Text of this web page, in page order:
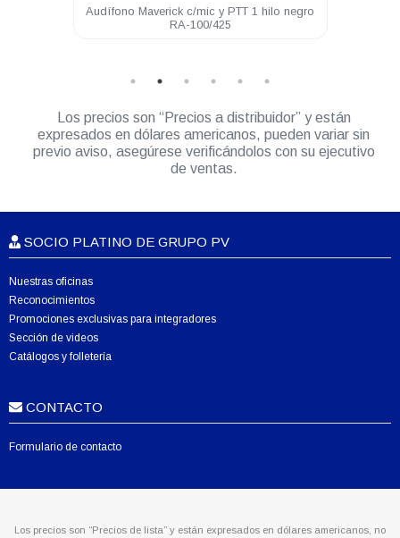
Audífono Maverick c/mic y PTT 1 hilo negro
RA-100/425
Los precios son “Precios a distribuidor” y están
expresados en dólares americanos, pueden variar sin
previo aviso, asegúrese verificándolos con su ejecutivo
de ventas.
SOCIO PLATINO DE GRUPO PV
Nuestras oficinas
Reconocimientos
Promociones exclusivas para integradores
Sección de videos
Catálogos y folletería
CONTACTO
Formulario de contacto
Los precios son “Precios de lista” y están expresados en dólares americanos, no